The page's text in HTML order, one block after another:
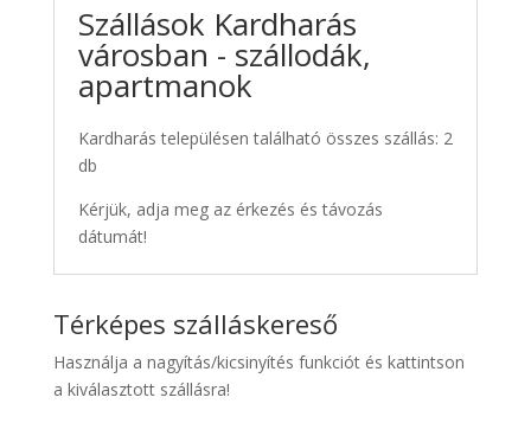
Szállások Kardharás
városban - szállodák,
apartmanok
Kardharás településen található összes szállás: 2
db
Kérjük, adja meg az érkezés és távozás
dátumát!
Térképes szálláskereső
Használja a nagyítás/kicsinyítés funkciót és kattintson
a kiválasztott szállásra!